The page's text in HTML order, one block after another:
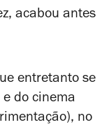
acabou antes
entretanto se
do cinema
no